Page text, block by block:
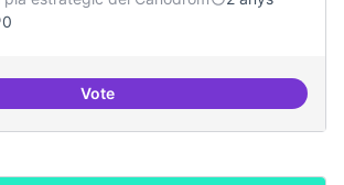
0
VoteErasmus Canòdrom